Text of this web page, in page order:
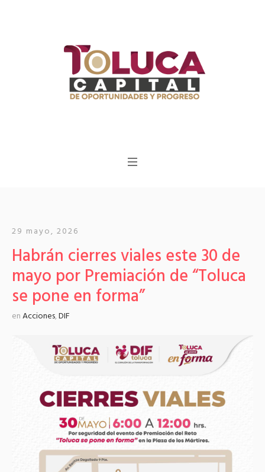
29 mayo, 2026
Habrán cierres viales este 30 de
mayo por Premiación de “Toluca
se pone en forma”
enAcciones,DIF